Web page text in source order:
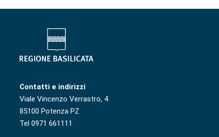
Contatti e indirizzi
Viale Vincenzo Verrastro, 4
85100 Potenza PZ
Tel 0971 661111